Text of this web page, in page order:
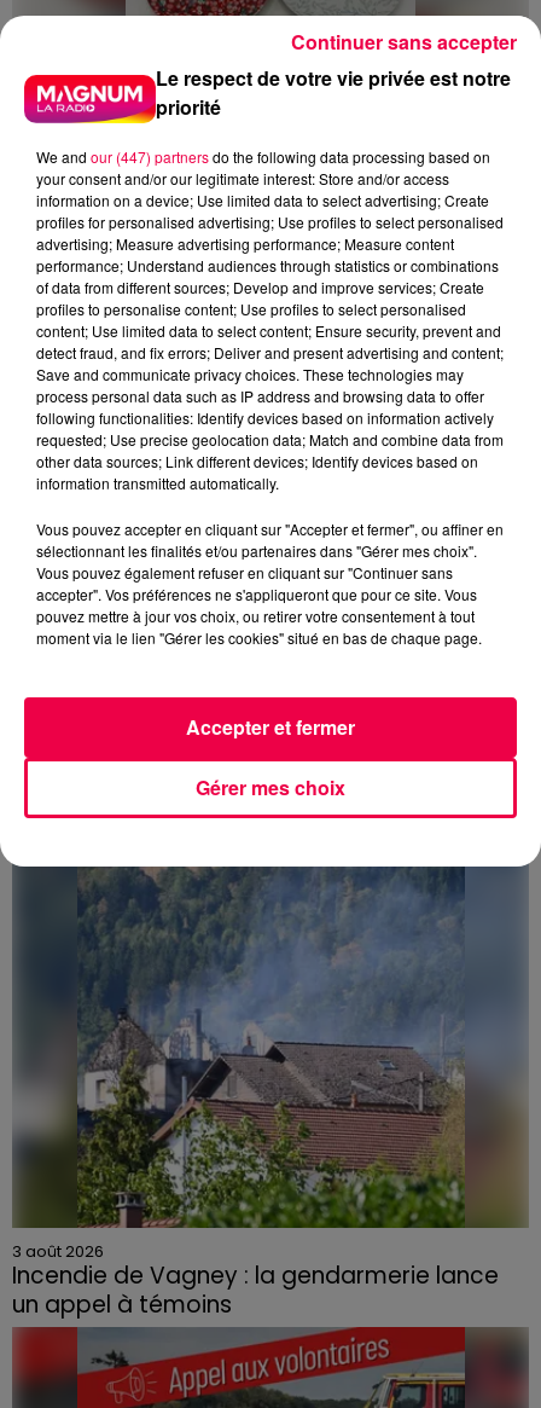
5 août 2026
Des assiettes Linvosges rappelées pour
excès de plomb
Du plomb a été détecté dans deux assiettes en
céramique vendues entre 2020 et 2022 par Linvosges.
3 août 2026
PRÉVIFEUX : "il faut avoir une culture du risque"
dans les Vosges
3 août 2026
Incendie de Vagney : la gendarmerie lance
un appel à témoins
Le feu, parti d'une haie avant de se propager au
quartier résidentiel, avait détruit deux habitations et
contraint à l'évacuation d'une centaine de personnes.
Le respect de votre vie privée est notre
priorité
We and our (447) partnersdo the following data processing based on
your consent and/or our legitimate interest: Store and/or access
information on a device; Use limited data to select advertising; Create
profiles for personalised advertising; Use profiles to select personalised
advertising; Measure advertising performance; Measure content
performance; Understand audiences through statistics or combinations
of data from different sources; Develop and improve services; Create
profiles to personalise content; Use profiles to select personalised
content; Use limited data to select content; Ensure security, prevent and
detect fraud, and fix errors; Deliver and present advertising and content;
Save and communicate privacy choices. These technologies may
process personal data such as IP address and browsing data to offer
following functionalities: Identify devices based on information actively
requested; Use precise geolocation data; Match and combine data from
other data sources; Link different devices; Identify devices based on
information transmitted automatically.
Vous pouvez accepter en cliquant sur "Accepter et fermer", ou affiner en
sélectionnant les finalités et/ou partenaires dans "Gérer mes choix".
Vous pouvez également refuser en cliquant sur "Continuer sans
accepter". Vos préférences ne s'appliqueront que pour ce site. Vous
pouvez mettre à jour vos choix, ou retirer votre consentement à tout
moment via le lien "Gérer les cookies" situé en bas de chaque page.
Gérer mes choix
Accepter et fermer
Continuer sans accepter